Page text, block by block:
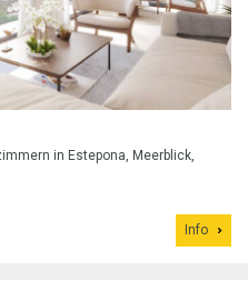
in Estepona, Meerblick,
Info